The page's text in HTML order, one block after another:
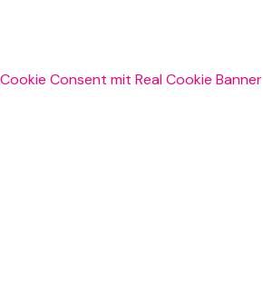
Cookie Consent mit Real Cookie Banner